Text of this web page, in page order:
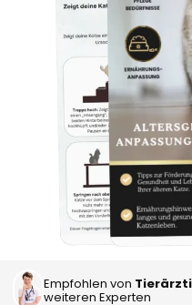
Empfohlen von
weiteren Experten